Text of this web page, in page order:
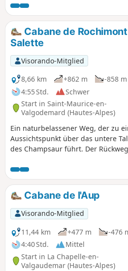
Behausungen versetzen uns
Geschichte einer früheren
Fantasie auf den Spuren der
und ihrer Lebensweise freien Lauf
Cabane de
Salette
Visorando-Mitglied
8,66 km
+862 m
-858 m
4:55 Std.
Schwer
Start in Saint-Maurice-en-
Valgodemard (Hautes-Alpes)
Ein naturbelassener Weg, der zu
Aussichtspunkt über das untere
des Champsaur führt. Der
Cabane de l'Aup
Visorando-Mitglied
11,44 km
+477 m
-476
4:40 Std.
Mittel
Start in La Chapelle-en-
Valgaudemar (Hautes-Alpes)